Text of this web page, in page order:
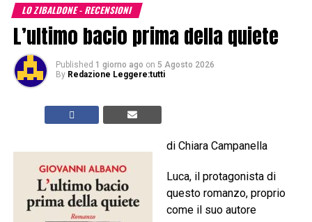
LO ZIBALDONE - RECENSIONI
L’ultimo bacio prima della quiete
Published 1 giorno ago on 5 Agosto 2026
By Redazione Leggere:tutti
di Chiara Campanella
Luca, il protagonista di
questo romanzo, proprio
come il suo autore